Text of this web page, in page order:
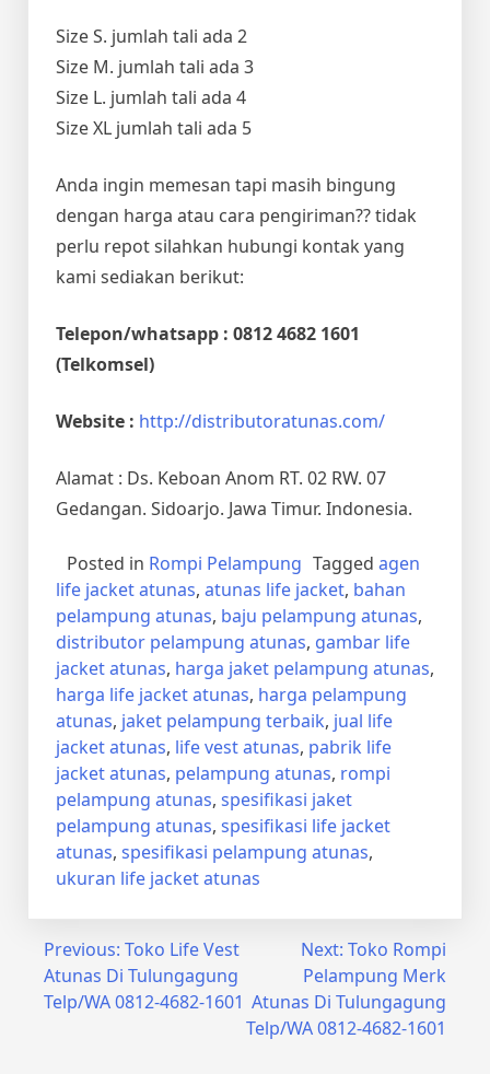
Size S. jumlah tali ada 2
Size M. jumlah tali ada 3
Size L. jumlah tali ada 4
Size XL jumlah tali ada 5
Anda ingin memesan tapi masih bingung
dengan harga atau cara pengiriman?? tidak
perlu repot silahkan hubungi kontak yang
kami sediakan berikut:
Telepon/whatsapp : 0812 4682 1601
(Telkomsel)
Website : http://distributoratunas.com/
Alamat : Ds. Keboan Anom RT. 02 RW. 07
Gedangan. Sidoarjo. Jawa Timur. Indonesia.
Posted in Rompi Pelampung Tagged agen
life jacket atunas, atunas life jacket, bahan
pelampung atunas, baju pelampung atunas,
distributor pelampung atunas, gambar life
jacket atunas, harga jaket pelampung atunas,
harga life jacket atunas, harga pelampung
atunas, jaket pelampung terbaik, jual life
jacket atunas, life vest atunas, pabrik life
jacket atunas, pelampung atunas, rompi
pelampung atunas, spesifikasi jaket
pelampung atunas, spesifikasi life jacket
atunas, spesifikasi pelampung atunas,
ukuran life jacket atunas
Post
navigation
Previous: Toko Life Vest
Atunas Di Tulungagung
Telp/WA 0812-4682-1601
Next: Toko Rompi
Pelampung Merk
Atunas Di Tulungagung
Telp/WA 0812-4682-1601